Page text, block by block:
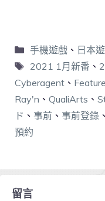
手機遊戲、 日本
2021 1月新番 、
Cyberagent 、 Feature
Ray'n 、 QualiArts 、
ド 、 事前 、 事前登錄 、
預約
留言